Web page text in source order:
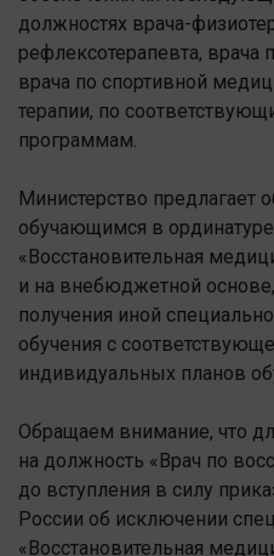
должностях врача-
рефлексотерапевта, врача
врача по спортивной
терапии, по
программам.
Министерство предлагает
обучающимся в
«Восстановительная
и на внебюджетной
получения иной
обучения с
индивидуальных планов
Обращаем внимание, что
на должность «Врач по
до вступления в силу
России об исключении
«Восстановительная